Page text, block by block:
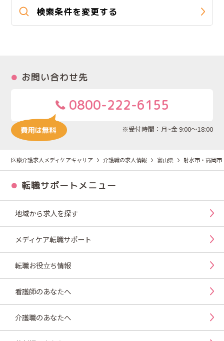
検索条件を変更する
お問い合わせ先
0800-222-6155
※受付時間：月~金 9:00～18:00
医療介護求人メディケアキャリア 介護職の求人情報 富山県 射水市・高岡市
転職サポートメニュー
地域から求人を探す
メディケア転職サポート
転職お役立ち情報
看護師のあなたへ
介護職のあなたへ